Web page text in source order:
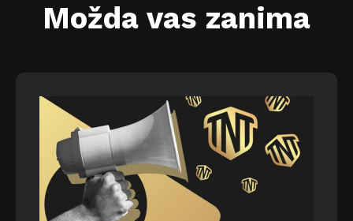
Možda vas zanima